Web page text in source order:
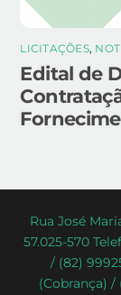
LICITAÇÕES,
Edital de
Rua José
57.025-570
/ (82)
(Cobrança) /